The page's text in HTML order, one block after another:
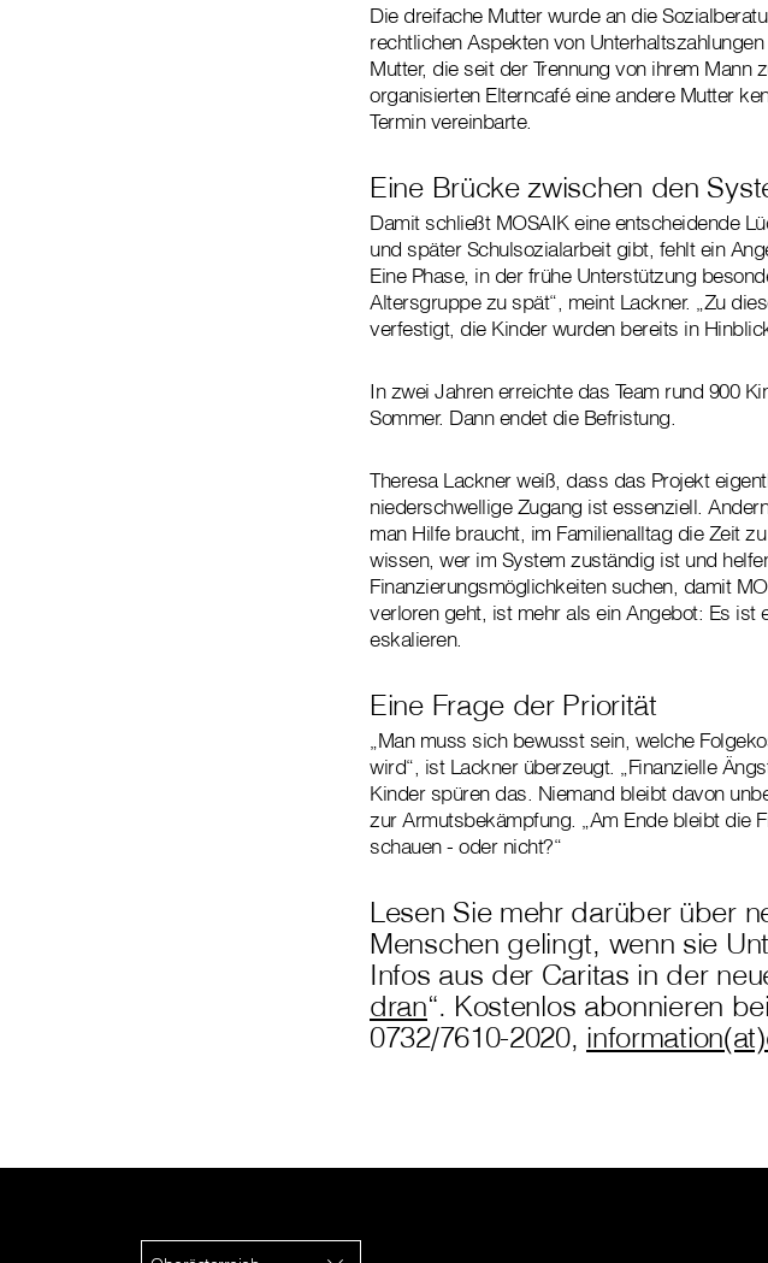
Die dreifache Mutter wurde an die
rechtlichen Aspekten von
Mutter, die seit der Trennung von ihrem
organisierten Elterncafé eine andere Mutter
Termin vereinbarte.
Eine Brücke zwischen den
Damit schließt MOSAIK eine entscheidende
und später Schulsozialarbeit gibt, fehlt ein
Eine Phase, in der frühe Unterstützung
Altersgruppe zu spät“, meint Lackner. „Zu
verfestigt, die Kinder wurden bereits in
In zwei Jahren erreichte das Team rund 900
Sommer. Dann endet die Befristung.
Theresa Lackner weiß, dass das Projekt
niederschwellige Zugang ist essenziell.
man Hilfe braucht, im Familienalltag die Zeit
wissen, wer im System zuständig ist und
Finanzierungsmöglichkeiten suchen, damit
verloren geht, ist mehr als ein Angebot: Es ist
eskalieren.
Eine Frage der Priorität
„Man muss sich bewusst sein, welche
wird“, ist Lackner überzeugt. „Finanzielle
Kinder spüren das. Niemand bleibt davon
zur Armutsbekämpfung. „Am Ende bleibt die
schauen - oder nicht?“
Lesen Sie mehr darüber über
Menschen gelingt, wenn sie
Infos aus der Caritas in der
dran“. Kostenlos abonnieren
0732/7610-2020,